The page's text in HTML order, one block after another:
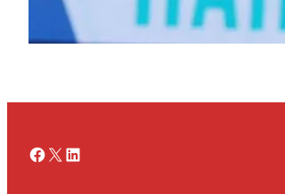
Partizan doživljava
novembar 27, 2025
Facebook
X LinkedIn